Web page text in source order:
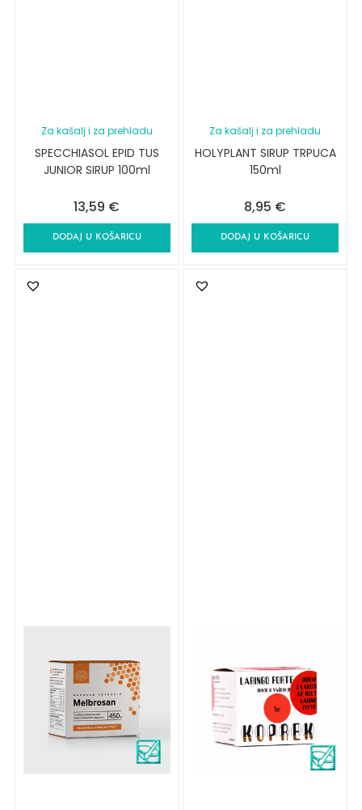
Za kašalj i za prehladu
SPECCHIASOL EPID TUS
JUNIOR SIRUP 100ml
13,59 €
DODAJ U KOŠARICU
Za kašalj i za prehladu
HOLYPLANT SIRUP TRPUCA
150ml
8,95 €
DODAJ U KOŠARICU